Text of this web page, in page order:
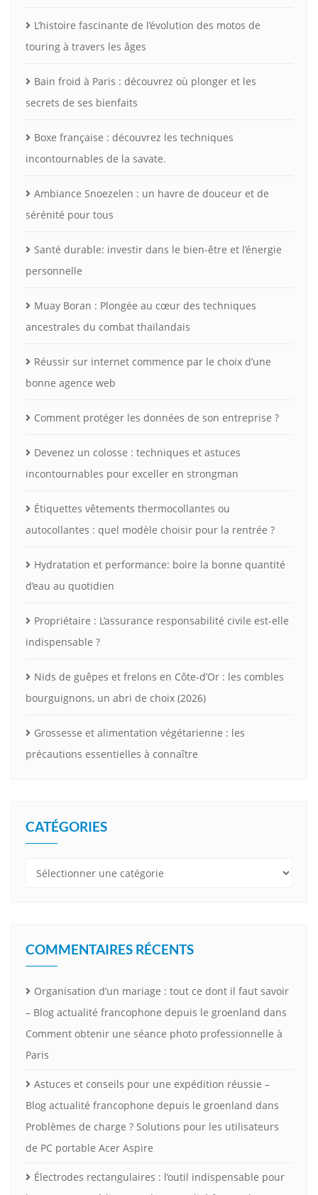
L’histoire fascinante de l’évolution des motos de
touring à travers les âges
Bain froid à Paris : découvrez où plonger et les
secrets de ses bienfaits
Boxe française : découvrez les techniques
incontournables de la savate.
Ambiance Snoezelen : un havre de douceur et de
sérénité pour tous
Santé durable: investir dans le bien-être et l’énergie
personnelle
Muay Boran : Plongée au cœur des techniques
ancestrales du combat thaïlandais
Réussir sur internet commence par le choix d’une
bonne agence web
Comment protéger les données de son entreprise ?
Devenez un colosse : techniques et astuces
incontournables pour exceller en strongman
Étiquettes vêtements thermocollantes ou
autocollantes : quel modèle choisir pour la rentrée ?
Hydratation et performance: boire la bonne quantité
d’eau au quotidien
Propriétaire : L’assurance responsabilité civile est-elle
indispensable ?
Nids de guêpes et frelons en Côte-d’Or : les combles
bourguignons, un abri de choix (2026)
Grossesse et alimentation végétarienne : les
précautions essentielles à connaître
CATÉGORIES
Catégories
COMMENTAIRES RÉCENTS
Organisation d’un mariage : tout ce dont il faut savoir
– Blog actualité francophone depuis le groenland dans
Comment obtenir une séance photo professionnelle à
Paris
Astuces et conseils pour une expédition réussie –
Blog actualité francophone depuis le groenland dans
Problèmes de charge ? Solutions pour les utilisateurs
de PC portable Acer Aspire
Électrodes rectangulaires : l’outil indispensable pour